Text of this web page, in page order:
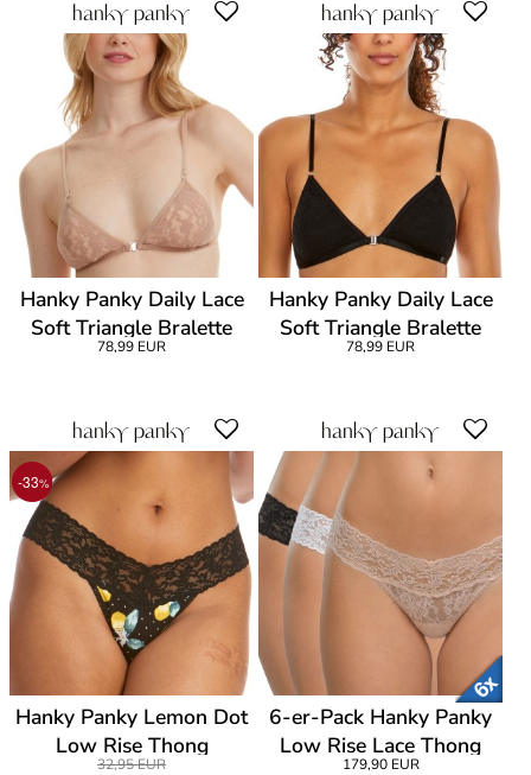
Hanky Panky Daily Lace
Soft Triangle Bralette
78,99 EUR
Hanky Panky Daily Lace
Soft Triangle Bralette
78,99 EUR
-33%
Hanky Panky Lemon Dot
Low Rise Thong
32,95 EUR
6-er-Pack Hanky Panky
Low Rise Lace Thong
179,90 EUR